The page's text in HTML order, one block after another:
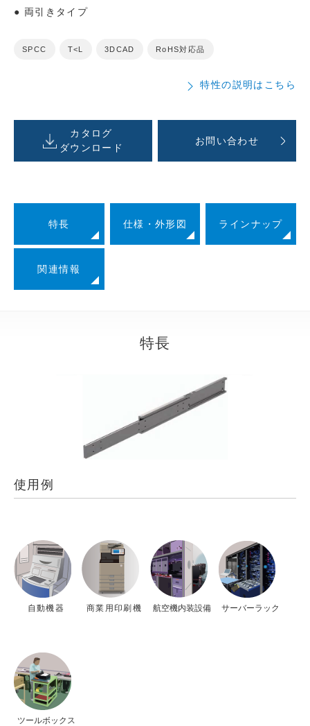
両引きタイプ
SPCC T<L 3DCAD RoHS対応品
特性の説明はこちら
カタログ
ダウンロード
お問い合わせ
特長 仕様・外形図 ラインナップ
関連情報
特長
使用例
自動機器 商業用印刷機 航空機内装設備 サーバーラック
ツールボックス